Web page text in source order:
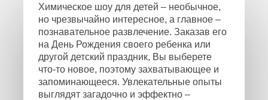
Химическое шоу для детей – необычное,
но чрезвычайно интересное, а главное –
познавательное развлечение. Заказав его
на День Рождения своего ребенка или
другой детский праздник, Вы выберете
что-то новое, поэтому захватывающее и
запоминающееся. Увлекательные опыты
выглядят загадочно и эффектно –